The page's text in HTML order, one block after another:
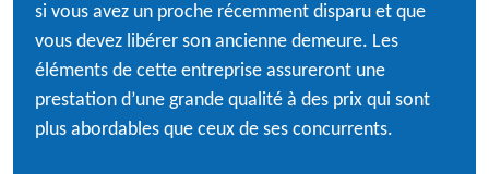
si vous avez un proche récemment disparu et que
vous devez libérer son ancienne demeure. Les
éléments de cette entreprise assureront une
prestation d’une grande qualité à des prix qui sont
plus abordables que ceux de ses concurrents.